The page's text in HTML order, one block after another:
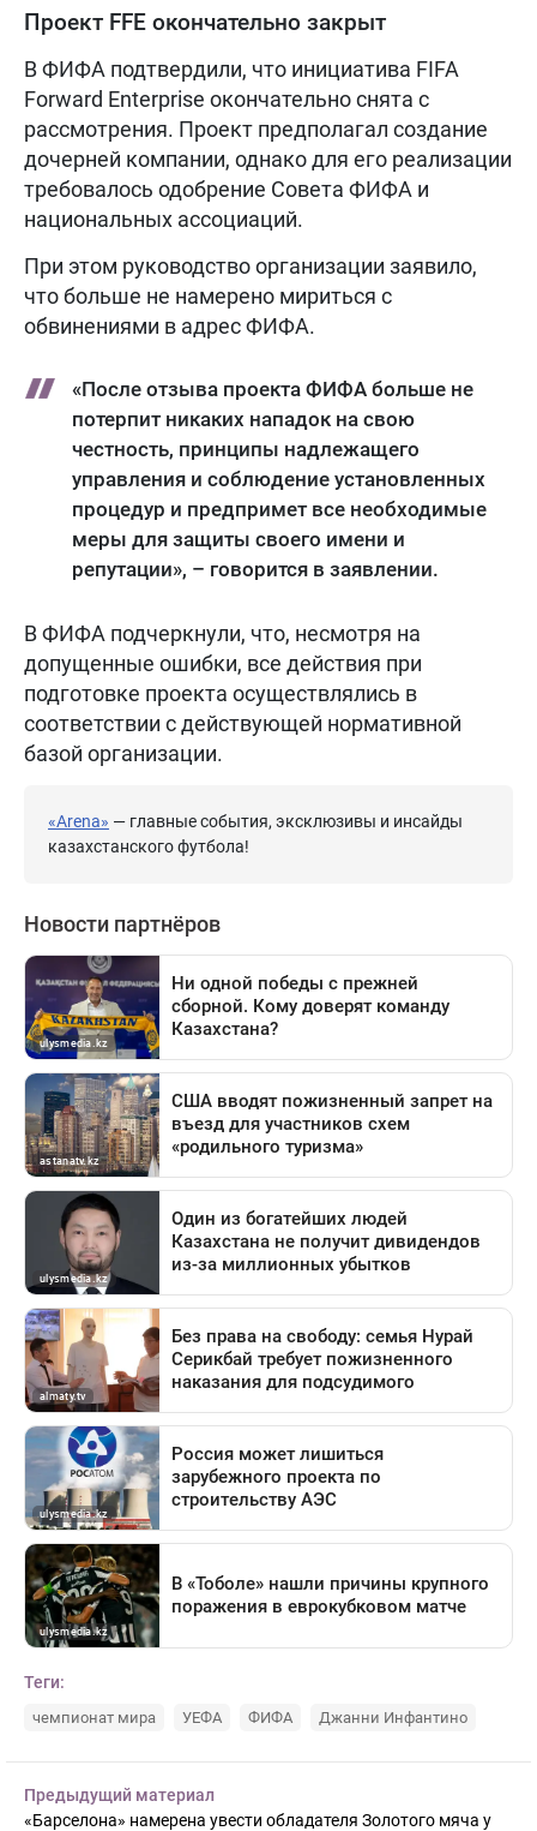
Проект FFE окончательно закрыт
В ФИФА подтвердили, что инициатива FIFA
Forward Enterprise окончательно снята с
рассмотрения. Проект предполагал создание
дочерней компании, однако для его реализации
требовалось одобрение Совета ФИФА и
национальных ассоциаций.
При этом руководство организации заявило,
что больше не намерено мириться с
обвинениями в адрес ФИФА.
«После отзыва проекта ФИФА больше не
потерпит никаких нападок на свою
честность, принципы надлежащего
управления и соблюдение установленных
процедур и предпримет все необходимые
меры для защиты своего имени и
репутации», – говорится в заявлении.
В ФИФА подчеркнули, что, несмотря на
допущенные ошибки, все действия при
подготовке проекта осуществлялись в
соответствии с действующей нормативной
базой организации.
«Arena» — главные события, эксклюзивы и инсайды
казахстанского футбола!
Теги:
чемпионат мира УЕФА ФИФА Джанни Инфантино
Предыдущий материал
«Барселона» намерена увести обладателя Золотого мяча у